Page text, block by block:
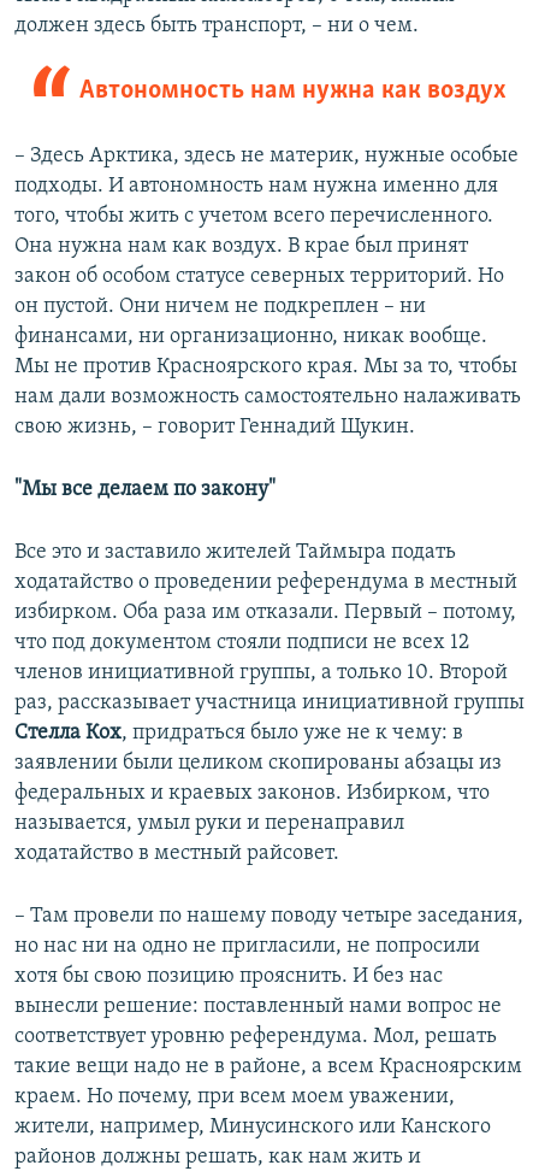
должен здесь быть транспорт, – ни о чем.
Автономность нам нужна как воздух​
– Здесь Арктика, здесь не материк, нужные особые
подходы. И автономность нам нужна именно для
того, чтобы жить с учетом всего перечисленного.
Она нужна нам как воздух. В крае был принят
закон об особом статусе северных территорий. Но
он пустой. Они ничем не подкреплен – ни
финансами, ни организационно, никак вообще.
Мы не против Красноярского края. Мы за то, чтобы
нам дали возможность самостоятельно налаживать
свою жизнь, – говорит Геннадий Щукин.
"Мы все делаем по закону"
Все это и заставило жителей Таймыра подать
ходатайство о проведении референдума в местный
избирком. Оба раза им отказали. Первый – потому,
что под документом стояли подписи не всех 12
членов инициативной группы, а только 10. Второй
раз, рассказывает участница инициативной группы
Стелла Кох, придраться было уже не к чему: в
заявлении были целиком скопированы абзацы из
федеральных и краевых законов. Избирком, что
называется, умыл руки и перенаправил
ходатайство в местный райсовет.
– Там провели по нашему поводу четыре заседания,
но нас ни на одно не пригласили, не попросили
хотя бы свою позицию прояснить. И без нас
вынесли решение: поставленный нами вопрос не
соответствует уровню референдума. Мол, решать
такие вещи надо не в районе, а всем Красноярским
краем. Но почему, при всем моем уважении,
жители, например, Минусинского или Канского
районов должны решать, как нам жить и